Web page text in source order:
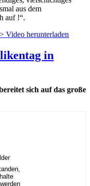
aus dem
auf !“.
Video herunterladen
in
sich auf das große